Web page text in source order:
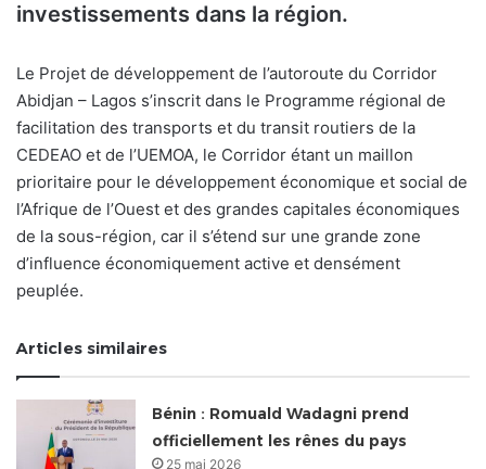
investissements dans la région.
Le Projet de développement de l’autoroute du Corridor
Abidjan – Lagos s’inscrit dans le Programme régional de
facilitation des transports et du transit routiers de la
CEDEAO et de l’UEMOA, le Corridor étant un maillon
prioritaire pour le développement économique et social de
l’Afrique de l’Ouest et des grandes capitales économiques
de la sous-région, car il s’étend sur une grande zone
d’influence économiquement active et densément
peuplée.
Articles similaires
Bénin : Romuald Wadagni prend
officiellement les rênes du pays
25 mai 2026